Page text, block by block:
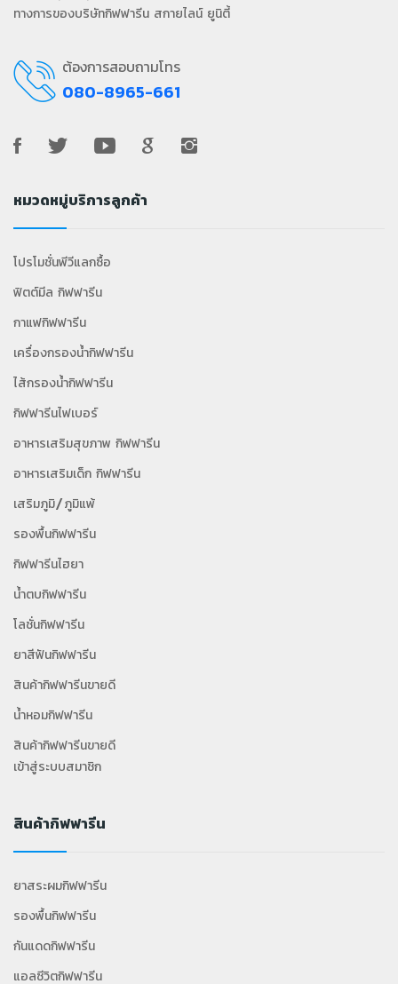
ทางการของบริษัทกิฟฟารีน สกายไลน์ ยูนิตี้
ต้องการสอบถามโทร
080-8965-661
หมวดหมู่บริการลูกค้า
โปรโมชั่นพีวีแลกซื้อ
ฟิตต์มีล กิฟฟารีน
กาแฟกิฟฟารีน
เครื่องกรองน้ำกิฟฟารีน
ไส้กรองน้ำกิฟฟารีน
กิฟฟารีนไฟเบอร์
อาหารเสริมสุขภาพ กิฟฟารีน
อาหารเสริมเด็ก กิฟฟารีน
เสริมภูมิ/ภูมิแพ้
รองพื้นกิฟฟารีน
กิฟฟารีนไฮยา
น้ำตบกิฟฟารีน
โลชั่นกิฟฟารีน
ยาสีฟันกิฟฟารีน
สินค้ากิฟฟารีนขายดี
น้ำหอมกิฟฟารีน
สินค้ากิฟฟารีนขายดี
เข้าสู่ระบบสมาชิก
สินค้ากิฟฟารีน
ยาสระผมกิฟฟารีน
รองพื้นกิฟฟารีน
กันแดดกิฟฟารีน
แอลซีวิตกิฟฟารีน